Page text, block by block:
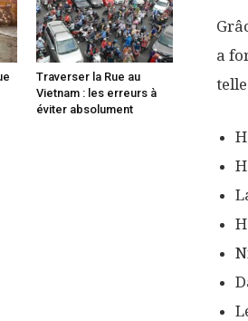
a
Traverser la Rue au
Vietnam : les erreurs à
éviter absolument